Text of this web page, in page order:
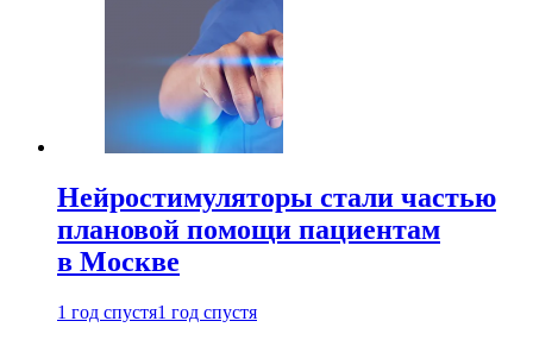
Нейростимуляторы стали частью
плановой помощи пациентам
в Москве
1 год спустя1 год спустя